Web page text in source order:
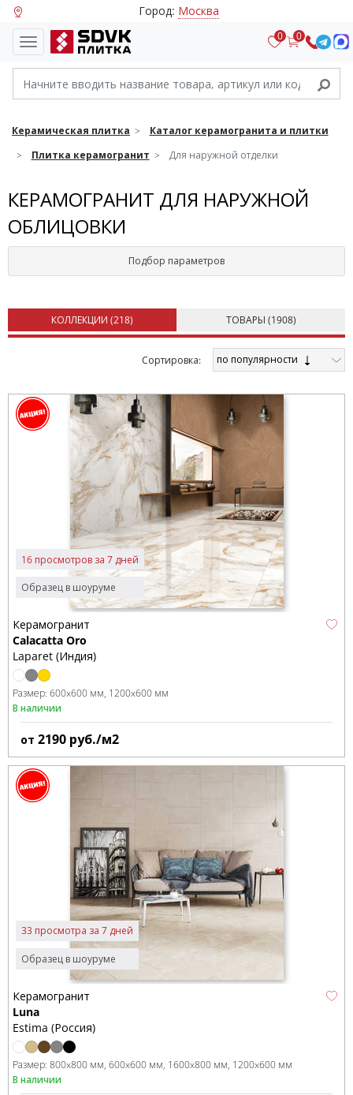
Город: Москва
0 0
Керамическая плитка
Каталог керамогранита и плитки
Плитка керамогранит
Для наружной отделки
КЕРАМОГРАНИТ ДЛЯ НАРУЖНОЙ
ОБЛИЦОВКИ
Подбор параметров
КОЛЛЕКЦИИ (218) ТОВАРЫ (1908)
Cортировка: по популярности
Образец в шоуруме
16 просмотров за 7 дней
Керамогранит
Calacatta Oro
Laparet (Индия)
Размер: 600x600 мм 1200x600 мм
В наличии
от 2190 руб./м2
Образец в шоуруме
33 просмотра за 7 дней
Керамогранит
Luna
Estima (Россия)
Размер: 800x800 мм 600x600 мм 1600x800 мм 1200x600 мм
В наличии